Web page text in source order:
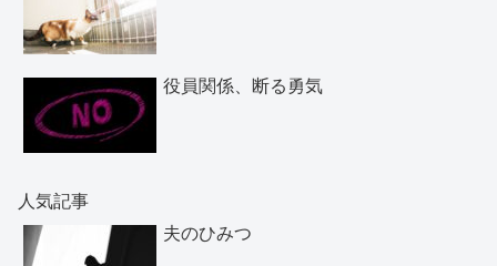
役員関係、断る勇気
人気記事
夫のひみつ